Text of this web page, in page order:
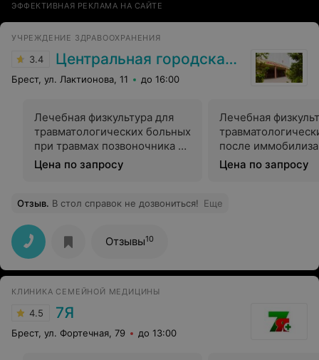
ЭФФЕКТИВНАЯ РЕКЛАМА НА САЙТЕ
УЧРЕЖДЕНИЕ ЗДРАВООХРАНЕНИЯ
3.4 Центральная городская больница
Брест, ул. Лактионова, 11 до 16:00
Лечебная физкультура для
травматологических больных
при травмах позвоночника и
таза в период
иммобилизации при
занятий
Цена по запросу
Лечебная
после
индивидуальном
занятий
Цена по запросу
Отзыв. В стол справок не дозвониться! Еще
Отзывы10
КЛИНИКА СЕМЕЙНОЙ МЕДИЦИНЫ
4.5 7Я
Брест, ул. Фортечная, 79 до 13:00